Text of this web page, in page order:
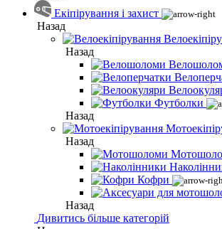
Екіпірування і захист
Назад
Назад
Футболки
Назад
Назад
Кофри
Назад
Дивитись більше категорій